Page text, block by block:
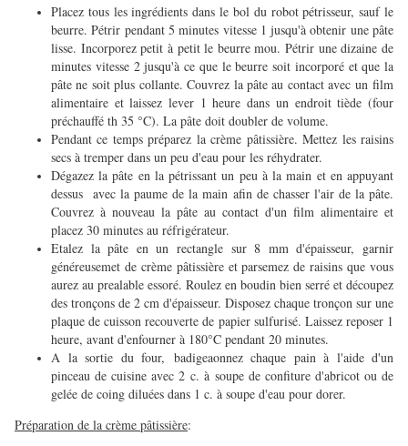
Placez tous les ingrédients dans le bol du robot pétrisseur, sauf le
beurre. Pétrir pendant 5 minutes vitesse 1 jusqu'à obtenir une pâte
lisse. Incorporez petit à petit le beurre mou. Pétrir une dizaine de
minutes vitesse 2 jusqu'à ce que le beurre soit incorporé et que la
pâte ne soit plus collante. Couvrez la pâte au contact avec un film
alimentaire et laissez lever 1 heure dans un endroit tiède (four
préchauffé th 35 °C). La pâte doit doubler de volume.
Pendant ce temps préparez la crème pâtissière. Mettez les raisins
secs à tremper dans un peu d'eau pour les réhydrater.
Dégazez la pâte en la pétrissant un peu à la main et en appuyant
dessus avec la paume de la main afin de chasser l'air de la pâte.
Couvrez à nouveau la pâte au contact d'un film alimentaire et
placez 30 minutes au réfrigérateur.
Etalez la pâte en un rectangle sur 8 mm d'épaisseur, garnir
généreusemet de crème pâtissière et parsemez de raisins que vous
aurez au prealable essoré. Roulez en boudin bien serré et découpez
des tronçons de 2 cm d'épaisseur. Disposez chaque tronçon sur une
plaque de cuisson recouverte de papier sulfurisé. Laissez reposer 1
heure, avant d'enfourner à 180°C pendant 20 minutes.
A la sortie du four, badigeaonnez chaque pain à l'aide d'un
pinceau de cuisine avec 2 c. à soupe de confiture d'abricot ou de
gelée de coing diluées dans 1 c. à soupe d'eau pour dorer.
Préparation de la crème pâtissière: